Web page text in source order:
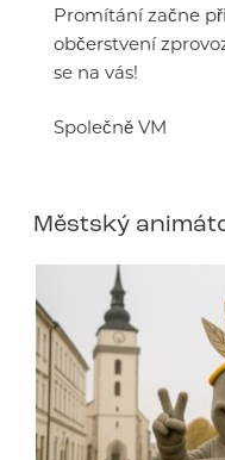
Promítání začne
občerstvení
se na vás!
Společně VM
Městský